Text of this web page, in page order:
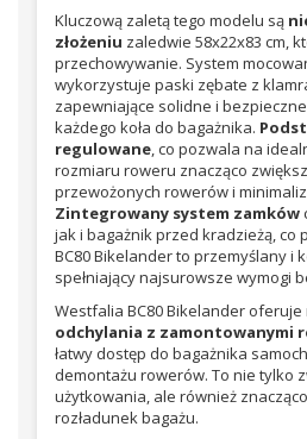
Kluczową zaletą tego modelu są
złożeniu zaledwie 58x22x83 cm,
przechowywanie. System
wykorzystuje paski zębate z
zapewniające solidne i
każdego koła do bagażnika.
regulowane, co pozwala na
rozmiaru roweru znacząco
przewożonych rowerów i
Zintegrowany system zamków
jak i bagażnik przed kradzieżą, co
BC80 Bikelander to przemyślany i
spełniający najsurowsze wymogi
Westfalia BC80 Bikelander oferuje
odchylania z zamontowanymi
łatwy dostęp do bagażnika
demontażu rowerów. To nie tylko
użytkowania, ale również
rozładunek bagażu.